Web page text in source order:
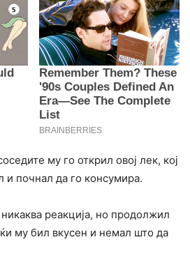
му го открил овој лек, кој
и почнал да го консумира.
реакција, но продолжил
му бил вкусен и немал што да